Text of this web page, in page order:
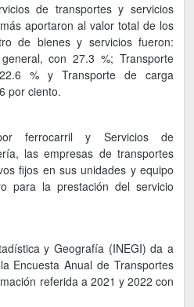
de transportes y servicios
aportaron al valor total de los
de bienes y servicios fueron:
con 27.3 %; Transporte
% y Transporte de carga
por ciento.
ferrocarril y Servicios de
las empresas de transportes
fijos en sus unidades y equipo
para la prestación del servicio
y Geografía (INEGI) da a
Encuesta Anual de Transportes
referida a 2021 y 2022 con